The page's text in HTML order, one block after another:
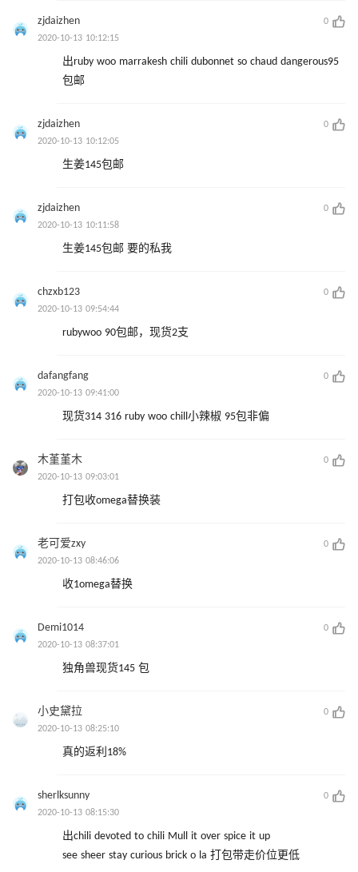
zjdaizhen
0
2020-10-13 10:12:15
出ruby woo marrakesh chili dubonnet so chaud dangerous95
包邮
zjdaizhen
0
2020-10-13 10:12:05
生姜145包邮
zjdaizhen
0
2020-10-13 10:11:58
生姜145包邮 要的私我
chzxb123
0
2020-10-13 09:54:44
rubywoo 90包邮，现货2支
dafangfang
0
2020-10-13 09:41:00
现货314 316 ruby woo chill小辣椒 95包非偏
木堇堇木
0
2020-10-13 09:03:01
打包收omega替换装
老可爱zxy
0
2020-10-13 08:46:06
收1omega替换
Demi1014
0
2020-10-13 08:37:01
独角兽现货145 包
小史黛拉
0
2020-10-13 08:25:10
真的返利18%
sherlksunny
0
2020-10-13 08:15:30
出chili devoted to chili Mull it over spice it up
see sheer stay curious brick o la 打包带走价位更低